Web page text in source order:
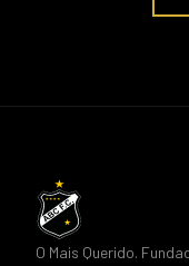
O Mais Querido.